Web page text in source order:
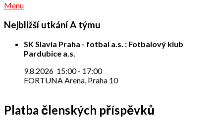
Menu
Nejbližší utkání A týmu
SK Slavia Praha - fotbal a.s. : Fotbalový klub
Pardubice a.s.
9.8.2026 15:00- 17:00
FORTUNA Arena, Praha 10
Platba členských příspěvků